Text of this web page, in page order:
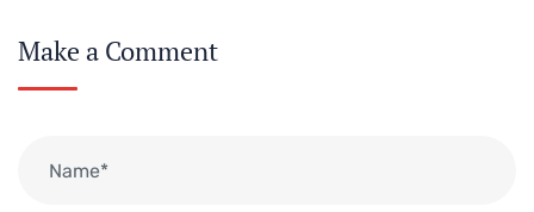
Make a Comment